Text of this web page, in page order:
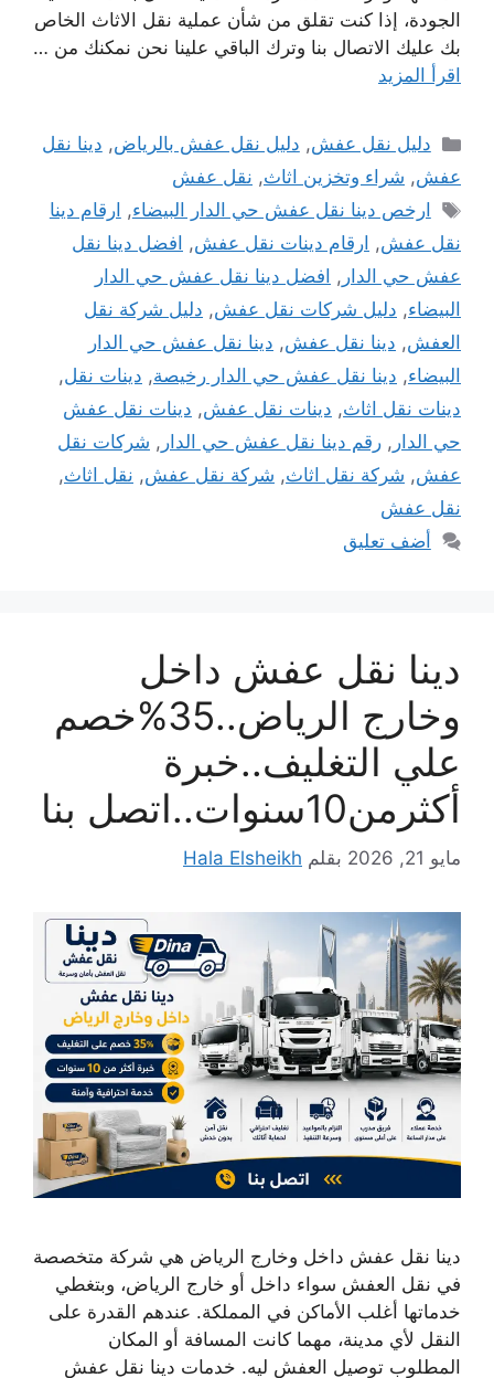
الجودة، إذا كنت تقلق من شأن عملية نقل الاثاث الخاص
بك عليك الاتصال بنا وترك الباقي علينا نحن نمكنك من …
اقرأ المزيد
التصنيفات
دليل نقل عفش, دليل نقل عفش بالرياض, دينا نقل
عفش, شراء وتخزين اثاث, نقل عفش
الوسوم
ارخص دينا نقل عفش حي الدار البيضاء, ارقام دينا
نقل عفش, ارقام دينات نقل عفش, افضل دينا نقل
عفش حي الدار , افضل دينا نقل عفش حي الدار
البيضاء, دليل شركات نقل عفش, دليل شركة نقل
العفش, دينا نقل عفش, دينا نقل عفش حي الدار
البيضاء, دينا نقل عفش حي الدار رخيصة, دينات نقل,
دينات نقل اثاث, دينات نقل عفش, دينات نقل عفش
حي الدار , رقم دينا نقل عفش حي الدار , شركات نقل
عفش, شركة نقل اثاث, شركة نقل عفش, نقل اثاث,
نقل عفش
أضف تعليق
دينا نقل عفش داخل
وخارج الرياض..35%خصم
علي التغليف..خبرة
أكثرمن10سنوات..اتصل بنا
مايو 21, 2026 بقلم Hala Elsheikh
دينا نقل عفش داخل وخارج الرياض هي شركة متخصصة
في نقل العفش سواء داخل أو خارج الرياض، وبتغطي
خدماتها أغلب الأماكن في المملكة. عندهم القدرة على
النقل لأي مدينة، مهما كانت المسافة أو المكان
المطلوب توصيل العفش ليه. خدمات دينا نقل عفش